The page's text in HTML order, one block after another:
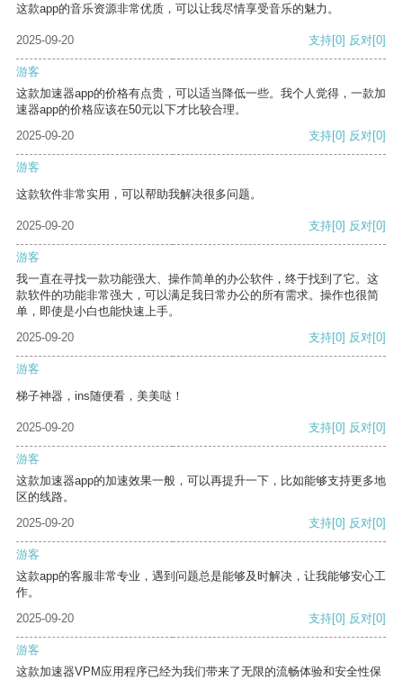
这款app的音乐资源非常优质，可以让我尽情享受音乐的魅力。
2025-09-20 支持[0] 反对[0]
游客
这款加速器app的价格有点贵，可以适当降低一些。我个人觉得，一款加
速器app的价格应该在50元以下才比较合理。
2025-09-20
支持[0] 反对[0]
游客
这款软件非常实用，可以帮助我解决很多问题。
2025-09-20 支持[0] 反对[0]
游客
我一直在寻找一款功能强大、操作简单的办公软件，终于找到了它。这
款软件的功能非常强大，可以满足我日常办公的所有需求。操作也很简
单，即使是小白也能快速上手。
2025-09-20
支持[0] 反对[0]
游客
梯子神器，ins随便看，美美哒！
2025-09-20 支持[0] 反对[0]
游客
这款加速器app的加速效果一般，可以再提升一下，比如能够支持更多地
区的线路。
2025-09-20
支持[0] 反对[0]
游客
这款app的客服非常专业，遇到问题总是能够及时解决，让我能够安心工
作。
2025-09-20
支持[0] 反对[0]
游客
这款加速器VPM应用程序已经为我们带来了无限的流畅体验和安全性保